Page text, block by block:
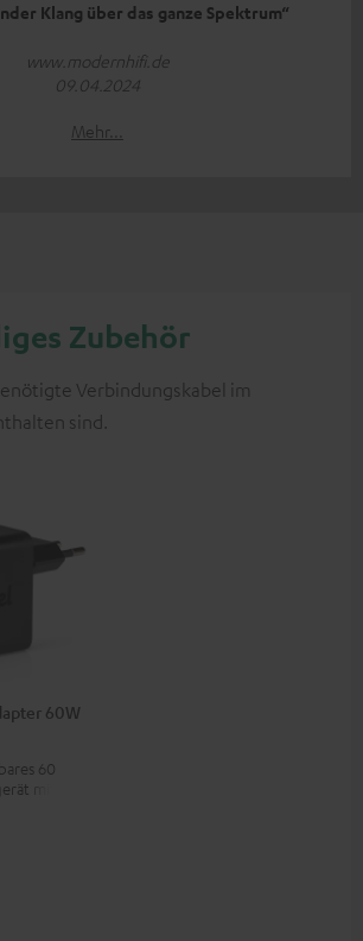
Klang über das ganze Spektrum“
www.modernhifi.de
09.04.2024
Mehr...
Zubehör
Verbindungskabel im
sind.
60W
60
mit
Watt) für
sowie
Geräte